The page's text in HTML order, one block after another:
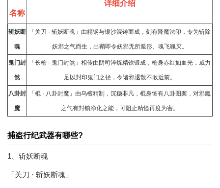
名称
详细介绍
斩妖断
魂
「关刀 · 斩妖断魂」由精钢与银沙混铸而成，刻有降魔法印，专为斩除
妖邪之气而生，出鞘即令妖邪无所遁形、魂飞魄灭。
鬼门封
煞
「长枪 · 鬼门封煞」相传由阴司淬炼精铁锻成，枪身赤红如血光，威力
足以封印鬼门之径，令诸邪退散不敢近前。
八卦封
魔
「棍 · 八卦封魔」由乌檀精制，沉稳非凡，棍身饰有八卦图案，对邪魔
之气有封锁净化之能，可阻止精怪再度为害。
捕盗行纪武器有哪些?
1、斩妖断魂
「关刀 · 斩妖断魂」